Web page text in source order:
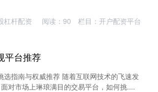
杠杆配资 阅读： 90 栏目： 开户配资平台
平台推荐
指南与权威推荐 随着互联网技术的飞速发
对市场上琳琅满目的交易平台，如何挑....